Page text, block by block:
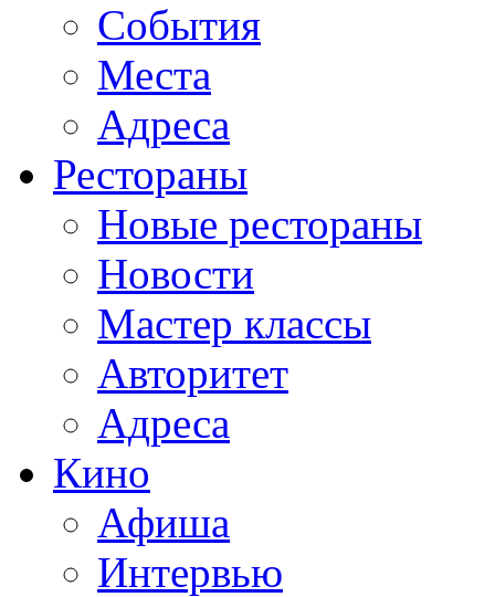
События
Места
Адреса
Рестораны
Новые рестораны
Новости
Мастер классы
Авторитет
Адреса
Кино
Афиша
Интервью